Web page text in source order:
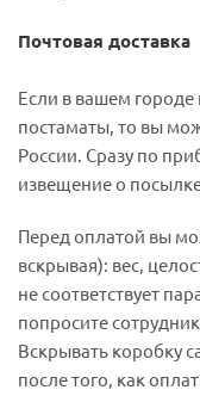
Почтовая доставка
Если в вашем городе
постаматы, то вы
России. Сразу по
извещение о
Перед оплатой вы
вскрывая): вес,
не соответствует
попросите
Вскрывать коробку
после того, как